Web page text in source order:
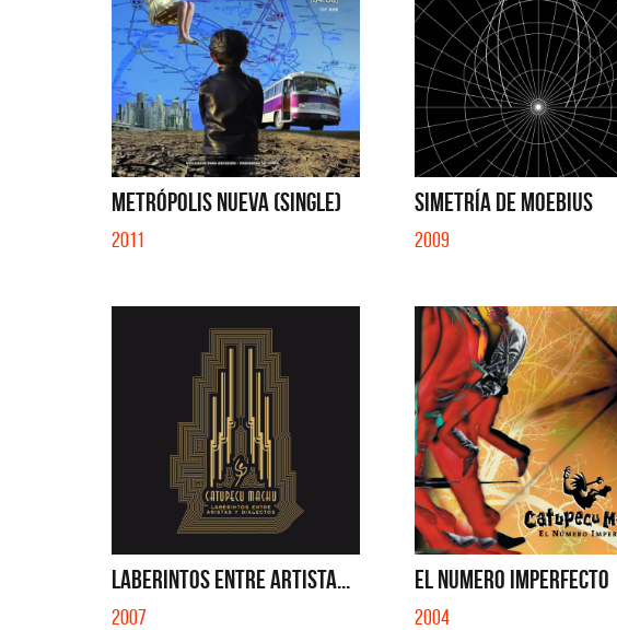
METRÓPOLIS NUEVA (SINGLE)
2011
SIMETRÍA DE MOEBIUS
2009
LABERINTOS ENTRE ARTISTA...
2007
EL NUMERO IMPERFECTO
2004